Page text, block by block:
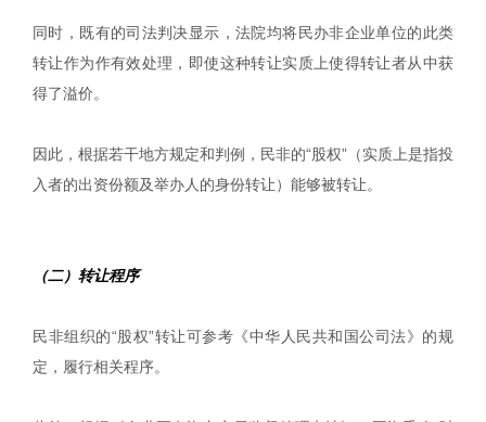
同时，既有的司法判决显示，法院均将民办非企业单位的此类
转让作为作有效处理，即使这种转让实质上使得转让者从中获
得了溢价。
因此，根据若干地方规定和判例，民非的“股权”（实质上是指投
入者的出资份额及举办人的身份转让）能够被转让。
（二）转让程序
民非组织的“股权”转让可参考《中华人民共和国公司法》的规
定，履行相关程序。